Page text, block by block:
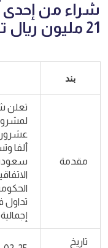
شراء من إحدى
21 مليون ريال تقريبا
بند
مقدمة
تعلن
ألفا
إجمالية 200 مليون ريال
تاريخ